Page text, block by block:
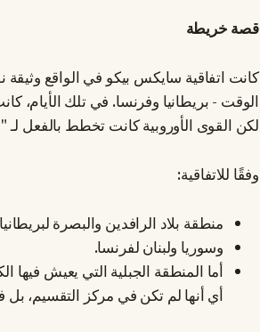
قصة خريطة
كانت اتفاقية سايكس بيكو في الواقع وثيقة
الوقت - بريطانيا وفرنسا. في تلك الأيام،
لكن القوى الأوروبية كانت تخطط بالفعل لـ
وفقًا للاتفاقية:
منطقة بلاد الرافدين والبصرة
وسوريا ولبنان لفرنسا.
أما المنطقة الجبلية التي يعيش
أي أنها لم تكن في مركز التقسيم، بل